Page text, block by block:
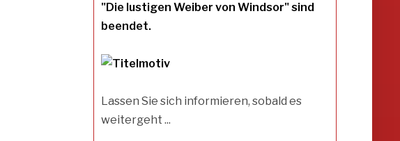
"Die lustigen Weiber von Windsor" sind
beendet.
Lassen Sie sich informieren, sobald es
weitergeht ...